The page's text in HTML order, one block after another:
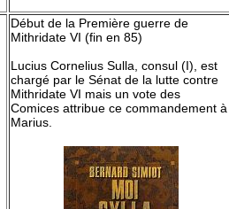
Début de la Première guerre de
Mithridate VI (fin en 85)
Lucius Cornelius Sulla, consul (I), est
chargé par le Sénat de la lutte contre
Mithridate VI mais un vote des
Comices attribue ce commandement à
Marius.